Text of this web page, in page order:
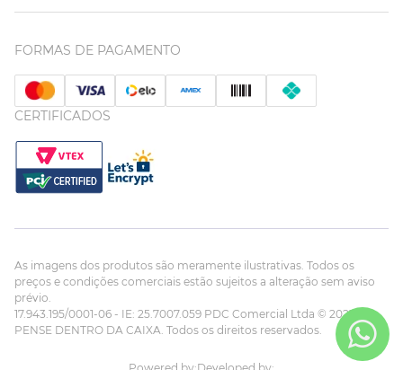
FORMAS DE PAGAMENTO
CERTIFICADOS
As imagens dos produtos são meramente ilustrativas. Todos os
preços e condições comerciais estão sujeitos a alteração sem aviso
prévio.
17.943.195/0001-06 - IE: 25.7007.059 PDC Comercial Ltda © 2023
PENSE DENTRO DA CAIXA. Todos os direitos reservados.